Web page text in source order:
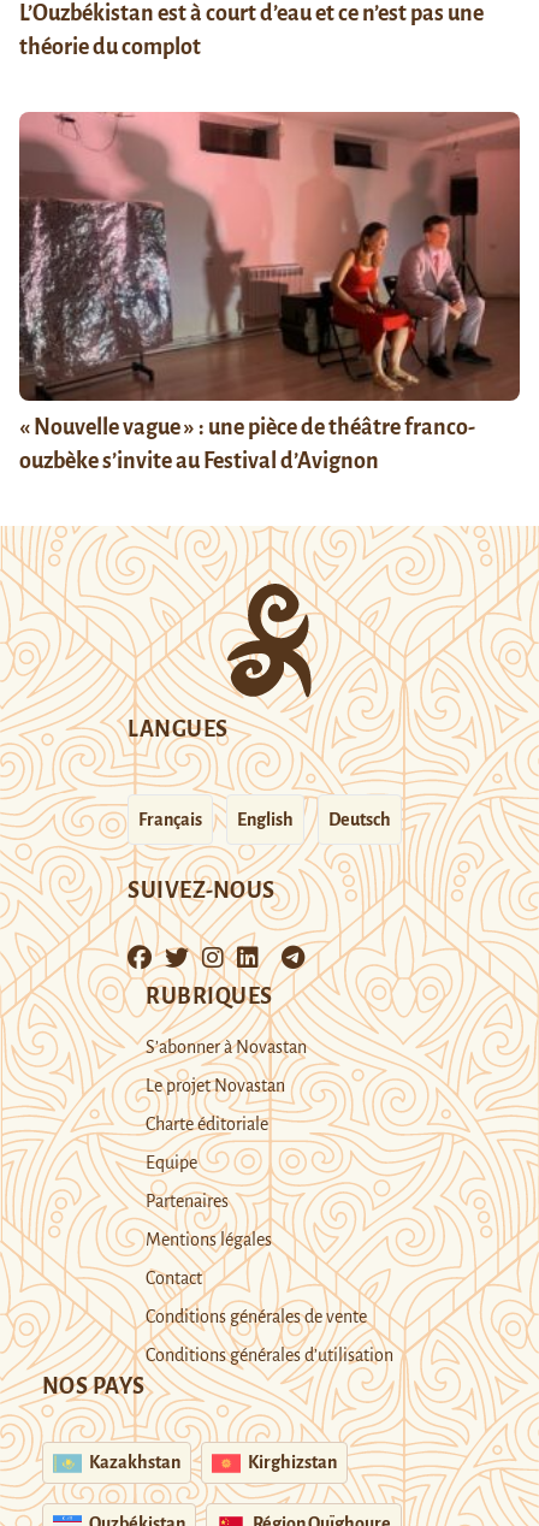
L’Ouzbékistan est à court d’eau et ce n’est pas une
théorie du complot
« Nouvelle vague » : une pièce de théâtre franco-
ouzbèke s’invite au Festival d’Avignon
LANGUES
Français English Deutsch
SUIVEZ-NOUS
RUBRIQUES
S’abonner à Novastan
Le projet Novastan
Charte éditoriale
Equipe
Partenaires
Mentions légales
Contact
Conditions générales de vente
Conditions générales d’utilisation
NOS PAYS
Kazakhstan Kirghizstan